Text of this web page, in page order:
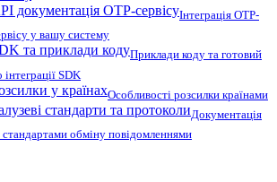
документація OTP-сервісуІнтеграція OTP-
у вашу систему
та приклади кодуПриклади коду та готовий
інтеграції SDK
у країнахОсобливості розсилки країнами
стандарти та протоколиДокументація
стандартами обміну повідомленнями